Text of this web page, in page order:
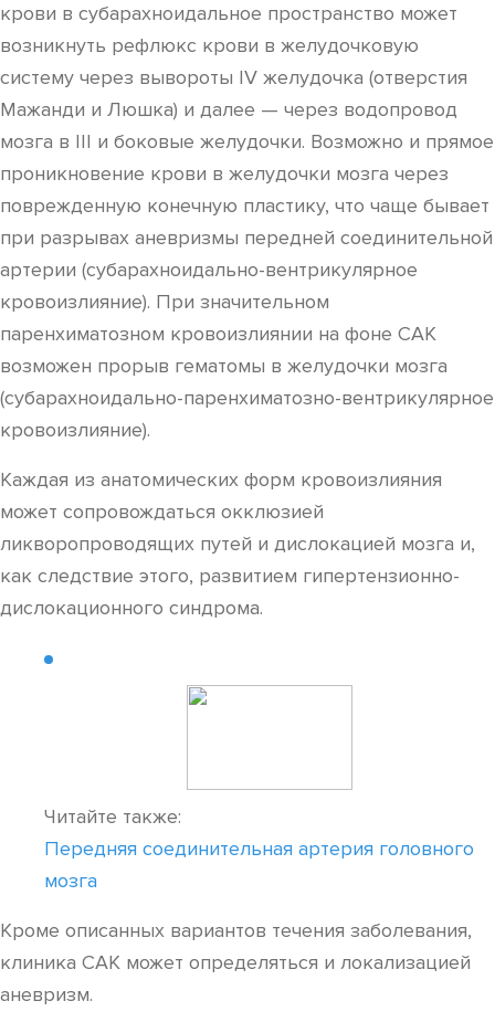
крови в субарахноидальное пространство может
возникнуть рефлюкс крови в желудочковую
систему через вывороты IV желудочка (отверстия
Мажанди и Люшка) и далее — через водопровод
мозга в III и боковые желудочки. Возможно и прямое
проникновение крови в желудочки мозга через
поврежденную конечную пластику, что чаще бывает
при разрывах аневризмы передней соединительной
артерии (субарахноидально-вентрикулярное
кровоизлияние). При значительном
паренхиматозном кровоизлиянии на фоне САК
возможен прорыв гематомы в желудочки мозга
(субарахноидально-паренхиматозно-вентрикулярное
кровоизлияние).
Каждая из анатомических форм кровоизлияния
может сопровождаться окклюзией
ликворопроводящих путей и дислокацией мозга и,
как следствие этого, развитием гипертензионно-
дислокационного синдрома.
Читайте также:
Передняя соединительная артерия головного
мозга
Кроме описанных вариантов течения заболевания,
клиника САК может определяться и локализацией
аневризм.